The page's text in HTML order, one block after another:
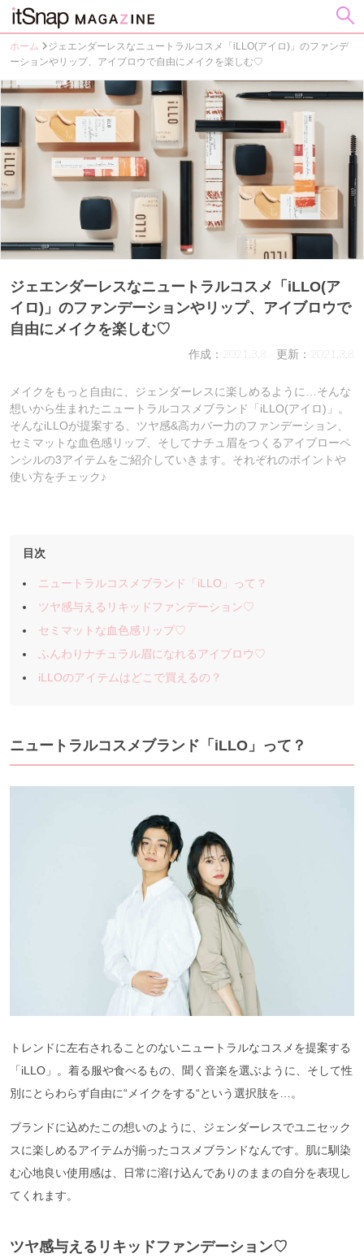
ホーム
ジェエンダーレスなニュートラルコスメ「iLLO(アイロ)」のファンデ
ーションやリップ、アイブロウで自由にメイクを楽しむ♡
ジェエンダーレスなニュートラルコスメ「iLLO(ア
イロ)」のファンデーションやリップ、アイブロウで
自由にメイクを楽しむ♡
作成：2021.3.8 更新：2021.3.8
メイクをもっと自由に、ジェンダーレスに楽しめるように…そんな
想いから生まれたニュートラルコスメブランド「iLLO(アイロ)」。
そんなiLLOが提案する、ツヤ感&高カバー力のファンデーション、
セミマットな血色感リップ、そしてナチュ眉をつくるアイブローペ
ンシルの3アイテムをご紹介していきます。それぞれのポイントや
使い方をチェック♪
目次
ニュートラルコスメブランド「iLLO」って？
ツヤ感与えるリキッドファンデーション♡
セミマットな血色感リップ♡
ふんわりナチュラル眉になれるアイブロウ♡
iLLOのアイテムはどこで買えるの？
ニュートラルコスメブランド「iLLO」って？
トレンドに左右されることのないニュートラルなコスメを提案する
「iLLO」。着る服や食べるもの、聞く音楽を選ぶように、そして性
別にとらわらず自由に“メイクをする“という選択肢を…。
ブランドに込めたこの想いのように、ジェンダーレスでユニセック
スに楽しめるアイテムが揃ったコスメブランドなんです。肌に馴染
む心地良い使用感は、日常に溶け込んでありのままの自分を表現し
てくれます。
ツヤ感与えるリキッドファンデーション♡